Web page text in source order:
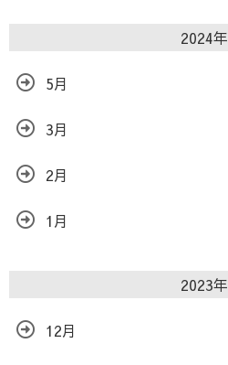
2024年
5月
3月
2月
1月
2023年
12月